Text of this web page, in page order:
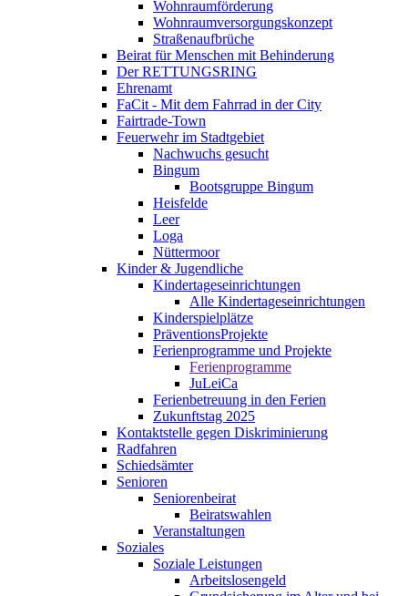
Wohnraumförderung
Wohnraumversorgungskonzept
Straßenaufbrüche
Beirat für Menschen mit Behinderung
Der RETTUNGSRING
Ehrenamt
FaCit - Mit dem Fahrrad in der City
Fairtrade-Town
Feuerwehr im Stadtgebiet
Nachwuchs gesucht
Bingum
Bootsgruppe Bingum
Heisfelde
Leer
Loga
Nüttermoor
Kinder & Jugendliche
Kindertageseinrichtungen
Alle Kindertageseinrichtungen
Kinderspielplätze
PräventionsProjekte
Ferienprogramme und Projekte
Ferienprogramme
JuLeiCa
Ferienbetreuung in den Ferien
Zukunftstag 2025
Kontaktstelle gegen Diskriminierung
Radfahren
Schiedsämter
Senioren
Seniorenbeirat
Beiratswahlen
Veranstaltungen
Soziales
Soziale Leistungen
Arbeitslosengeld